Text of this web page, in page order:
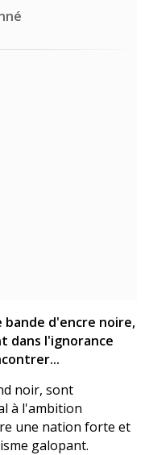
d'encre noire,
dans l'ignorance
noir, sont
à l'ambition
une nation forte et
galopant.